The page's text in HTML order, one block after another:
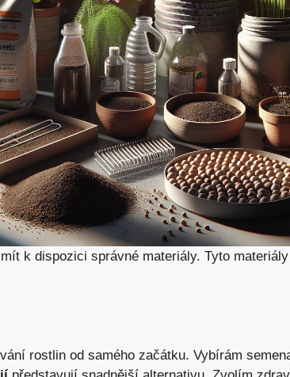
k dispozici správné materiály. Tyto
rostlin od samého začátku. Vybírám